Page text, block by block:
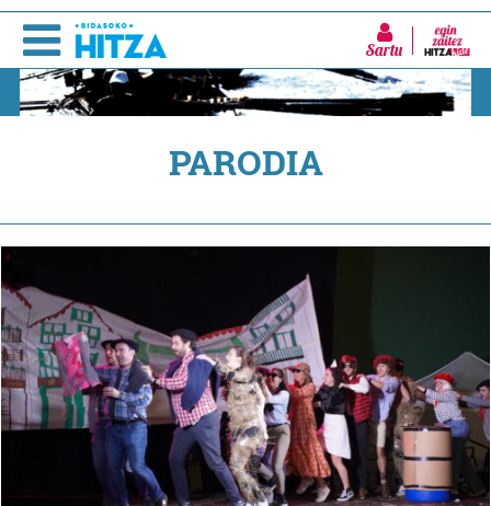
Sartu
PARODIA